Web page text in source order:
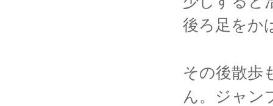
後ろ足をか
その後散歩
ん。ジャン